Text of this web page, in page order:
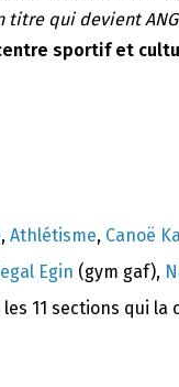
qui devient
sportif et
, Athlétisme, Canoë
Egin (gym gaf),
11 sections qui la